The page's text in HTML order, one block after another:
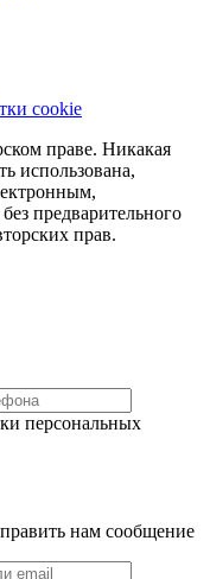
cookie
праве. Никакая
использована,
предварительного
прав.
персональных
нам сообщение